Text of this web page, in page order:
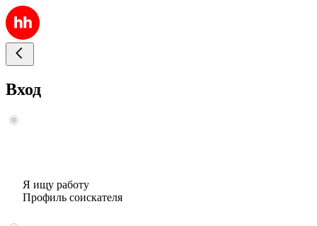
Вход
Я ищу работу
Профиль соискателя